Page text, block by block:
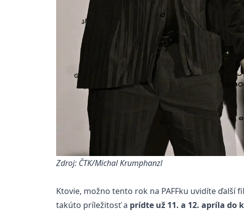
Zdroj: ČTK/Michal Krumphanzl
Ktovie, možno tento rok na PAFFku uvidíte ďalší
takúto príležitosť a prídte už 11. a 12. apríla